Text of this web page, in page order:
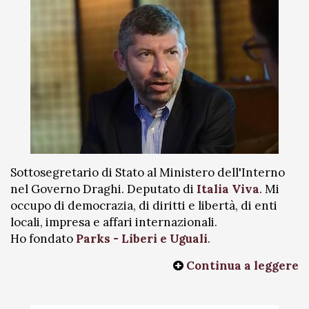
Sottosegretario di Stato al Ministero dell'Interno
nel Governo Draghi. Deputato di Italia Viva. Mi
occupo di democrazia, di diritti e libertà, di enti
locali, impresa e affari internazionali.
Ho fondato Parks - Liberi e Uguali.
Continua a leggere